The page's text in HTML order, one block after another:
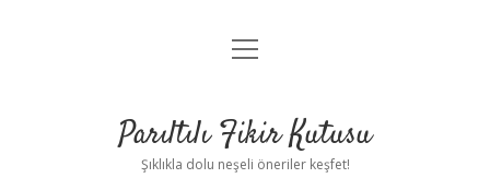
Anasayfa
Yasal Uyarı
menüyü
Parıltılı Fikir Kutusu
Şıklıkla dolu neşeli öneriler keşfet!